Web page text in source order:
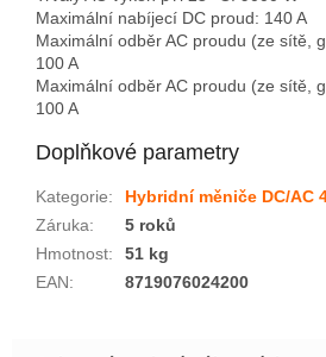
Maximální nabíjecí DC proud: 140 A
Maximální odběr AC proudu (ze sítě,
100 A
Maximální odběr AC proudu (ze sítě,
100 A
Doplňkové parametry
Kategorie:
Hybridní měniče DC/AC
Záruka:
5 roků
Hmotnost:
51 kg
EAN: 8719076024200